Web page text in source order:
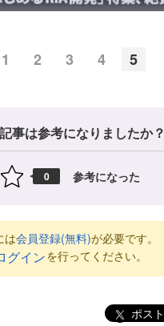
1 2 3 4 5
事は参考になりましたか？
0 参考になった
は会員登録(無料)が必要です。
グインを行ってください。
ポスト